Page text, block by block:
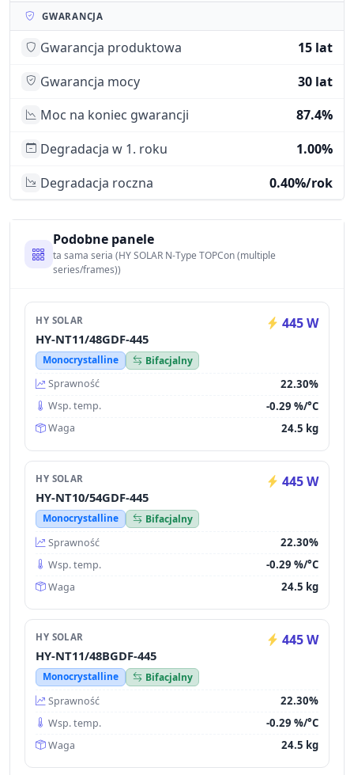
GWARANCJA
Gwarancja produktowa
15 lat
Gwarancja mocy
30 lat
Moc na koniec gwarancji
87.4%
Degradacja w 1. roku
1.00%
Degradacja roczna
0.40%/rok
Podobne panele
ta sama seria (HY SOLAR N-Type TOPCon (multiple
series/frames))
HY SOLAR 445 W
HY-NT11/48GDF-445
Monocrystalline
Bifacjalny
Sprawność
22.30%
Wsp. temp. -0.29 %/°C
Waga 24.5 kg
HY SOLAR 445 W
HY-NT10/54GDF-445
Monocrystalline
Bifacjalny
Sprawność
22.30%
Wsp. temp. -0.29 %/°C
Waga 24.5 kg
HY SOLAR 445 W
HY-NT11/48BGDF-445
Monocrystalline
Bifacjalny
Sprawność
22.30%
Wsp. temp. -0.29 %/°C
Waga 24.5 kg